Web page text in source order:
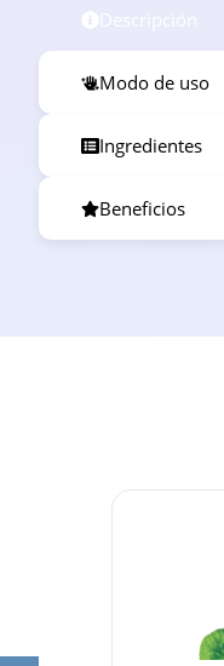
Modo de uso
Ingredientes
Beneficios